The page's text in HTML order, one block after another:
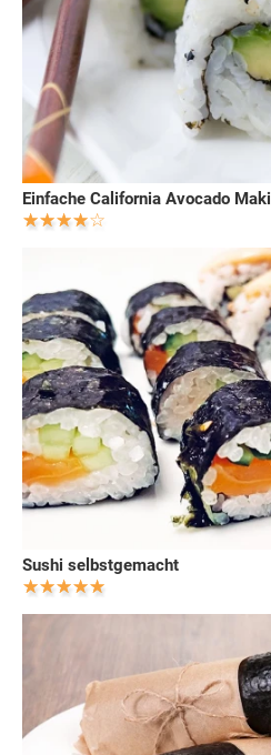
Einfache California Avocado Maki
Sushi selbstgemacht